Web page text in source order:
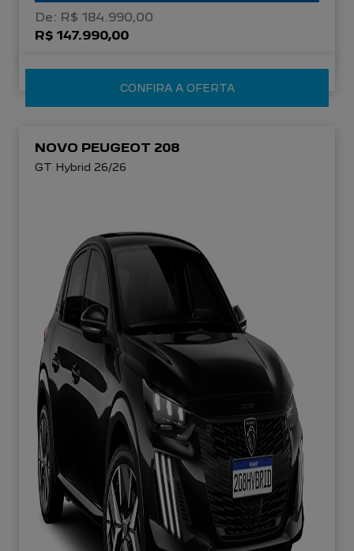
De: R$ 184.990,00
R$ 147.990,00
CONFIRA A OFERTA
NOVO PEUGEOT 208
GT Hybrid 26/26